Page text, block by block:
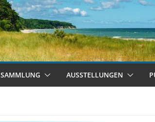
SAMMLUNG AUSSTELLUNGEN